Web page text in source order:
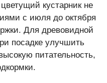
кустарник не
с июля до октября
Для древовидной
посадке улучшить
питательность,